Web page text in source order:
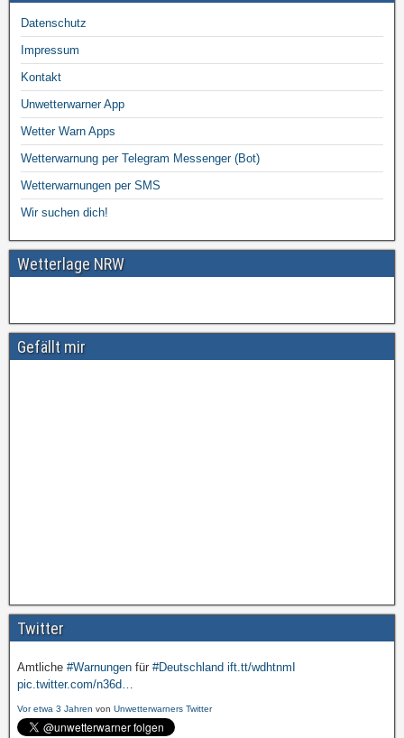
Datenschutz
Impressum
Kontakt
Unwetterwarner App
Wetter Warn Apps
Wetterwarnung per Telegram Messenger (Bot)
Wetterwarnungen per SMS
Wir suchen dich!
Wetterlage NRW
Gefällt mir
Twitter
pic.twitter.com/cmFX…
Vor etwa 3 Jahren
Amtliche #Warnungen für #Deutschland ift.tt/wdhtnmI
pic.twitter.com/n36d…
Vor etwa 3 Jahren Unwetterwarners Twitter